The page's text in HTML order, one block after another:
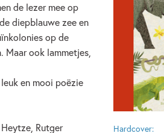
Hardcover:
de lezer mee op
diepblauwe zee en
op de
ook lammetjes,
en mooi poëzie
Rutger